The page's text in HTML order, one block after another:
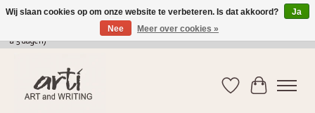
verkoop@arti-artandwriting.be/ +32 (0)471 41 82 41 / GRATIS verzending > 75 euro (2
a 5 dagen)
Verlanglijst
Wij slaan cookies op om onze website te verbeteren. Is dat akkoord?
Ja
Nee
Meer over cookies »